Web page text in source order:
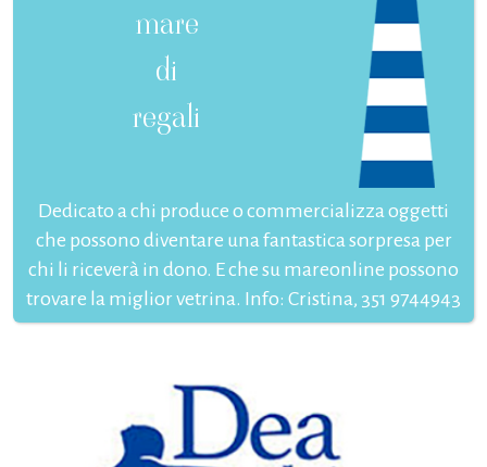
mare
di
regali
Dedicato a chi produce o commercializza oggetti
che possono diventare una fantastica sorpresa per
chi li riceverà in dono. E che su mareonline possono
trovare la miglior vetrina. Info: Cristina, 351 9744943